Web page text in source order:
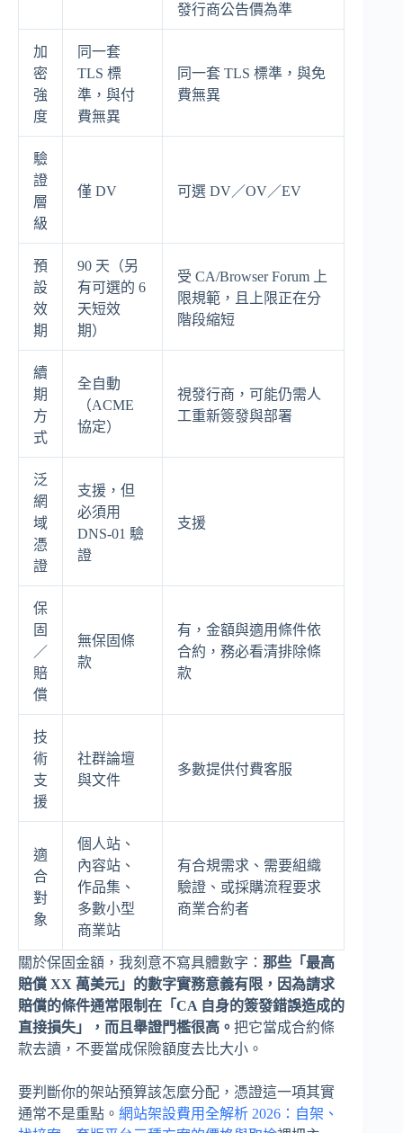
發行商公告價為準
加
密
強
度
同一套
TLS 標
準，與付
費無異
同一套 TLS 標準，與免
費無異
驗
證
層
級
僅 DV 可選 DV／OV／EV
預
設
效
期
90 天（另
有可選的 6
天短效
期）
受 CA/Browser Forum 上
限規範，且上限正在分
階段縮短
續
期
方
式
全自動
（ACME
協定）
視發行商，可能仍需人
工重新簽發與部署
泛
網
域
憑
證
支援，但
必須用
DNS-01 驗
證
支援
保
固
／
賠
償
無保固條
款
有，金額與適用條件依
合約，務必看清排除條
款
技
術
支
援
社群論壇
與文件
多數提供付費客服
適
合
對
象
個人站、
內容站、
作品集、
多數小型
商業站
有合規需求、需要組織
驗證、或採購流程要求
商業合約者
關於保固金額，我刻意不寫具體數字： 那些「最高
賠償 XX 萬美元」的數字實務意義有限，因為請求
賠償的條件通常限制在「CA 自身的簽發錯誤造成的
直接損失」，而且舉證門檻很高。 把它當成合約條
款去讀，不要當成保險額度去比大小。
要判斷你的架站預算該怎麼分配，憑證這一項其實
通常不是重點。 網站架設費用全解析 2026：自架、